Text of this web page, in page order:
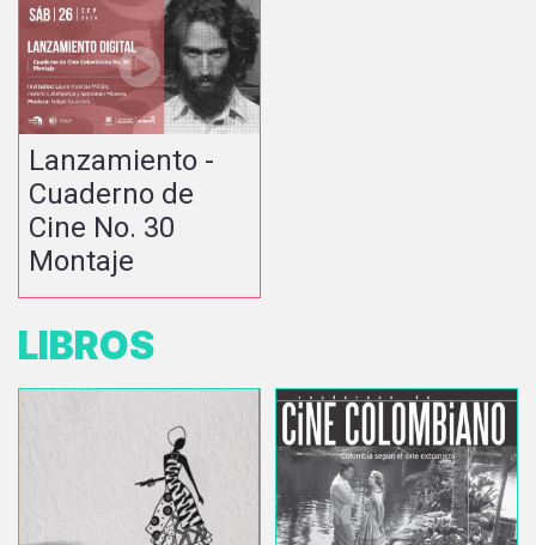
Lanzamiento -
Cuaderno de
Cine No. 30
Montaje
LIBROS